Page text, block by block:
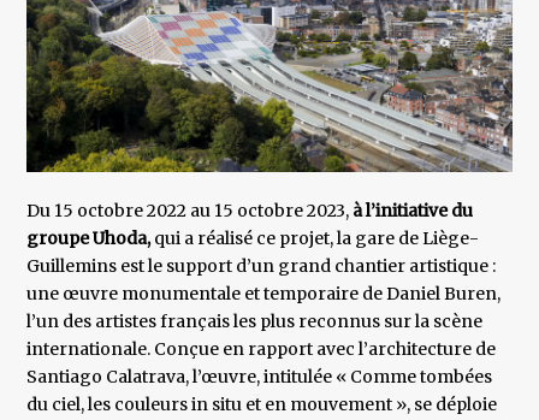
Du 15 octobre 2022 au 15 octobre 2023, à l’initiative du
groupe Uhoda,qui a réalisé ce projet, la gare de Liège-
Guillemins est le support d’un grand chantier artistique :
une œuvre monumentale et temporaire de Daniel Buren,
l’un des artistes français les plus reconnus sur la scène
internationale. Conçue en rapport avec l’architecture de
Santiago Calatrava, l’œuvre, intitulée « Comme tombées
du ciel, les couleurs in situ et en mouvement », se déploie